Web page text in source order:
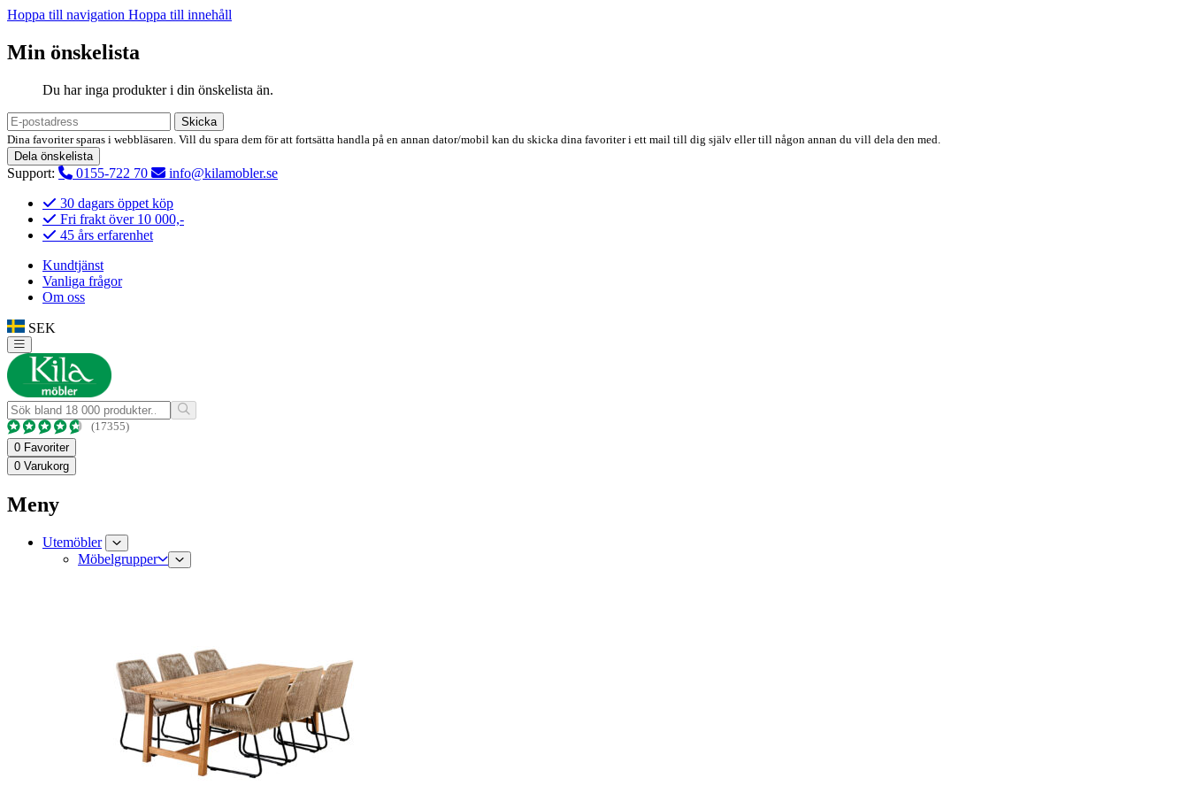
Hoppa till navigation Hoppa till innehåll
Min önskelista
Du har inga produkter i din önskelista än.
Skicka
Dina favoriter sparas i webbläsaren. Vill du spara dem för att fortsätta handla på en annan dator/mobil kan du skicka dina favoriter i ett mail till dig själv eller till någon annan du vill dela den med.
Dela önskelista
Support: 0155-722 70
info@kilamobler.se
30 dagars öppet köp
Fri frakt över 10 000,-
45 års erfarenhet
Kundtjänst
Vanliga frågor
Om oss
SEK
(17355)
0 Favoriter
0 Varukorg
Meny
Utemöbler
Möbelgrupper